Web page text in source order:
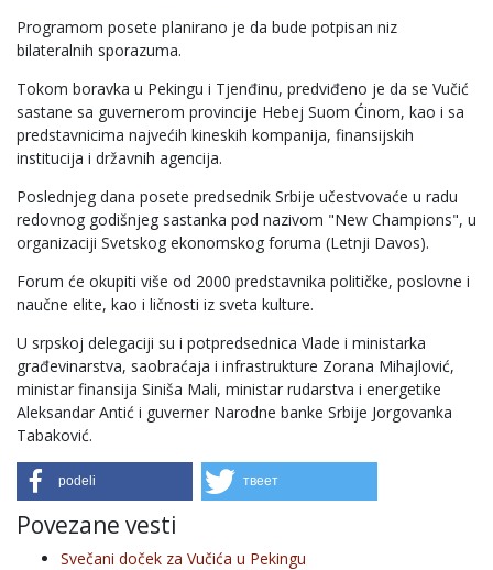
Programom posete planirano je da bude potpisan niz
bilateralnih sporazuma.
Tokom boravka u Pekingu i Tjenđinu, predviđeno je da se Vučić
sastane sa guvernerom provincije Hebej Suom Ćinom, kao i sa
predstavnicima najvećih kineskih kompanija, finansijskih
institucija i državnih agencija.
Poslednjeg dana posete predsednik Srbije učestvovaće u radu
redovnog godišnjeg sastanka pod nazivom "New Champions", u
organizaciji Svetskog ekonomskog foruma (Letnji Davos).
Forum će okupiti više od 2000 predstavnika političke, poslovne i
naučne elite, kao i ličnosti iz sveta kulture.
U srpskoj delegaciji su i potpredsednica Vlade i ministarka
građevinarstva, saobraćaja i infrastrukture Zorana Mihajlović,
ministar finansija Siniša Mali, ministar rudarstva i energetike
Aleksandar Antić i guverner Narodne banke Srbije Jorgovanka
Tabaković.
podeli твеет
Povezane vesti
Svečani doček za Vučića u Pekingu